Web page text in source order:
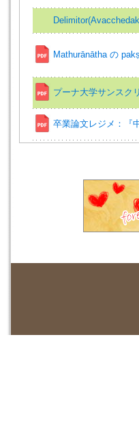
Mathurānātha の
プーナ大学サンスク
卒業論文レジメ：『